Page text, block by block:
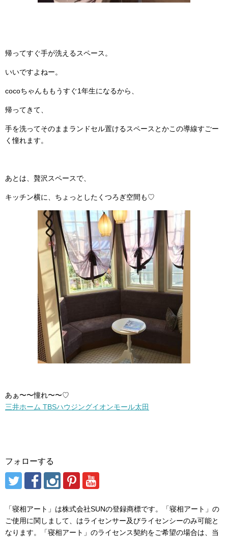
帰ってすぐ手が洗えるスペース。
いいですよねー。
cocoちゃんももうすぐ1年生になるから、
帰ってきて、
手を洗ってそのままランドセル置けるスペースとかこの導線すごー
く憧れます。
あとは、贅沢スペースで、
キッチン横に、ちょっとしたくつろぎ空間も♡
あぁ〜〜憧れ〜〜♡
三井ホーム TBSハウジングイオンモール太田
フォローする
「寝相アート」は株式会社SUNの登録商標です。「寝相アート」の
ご使用に関しまして、はライセンサー及びライセンシーのみ可能と
なります。「寝相アート」のライセンス契約をご希望の場合は、当